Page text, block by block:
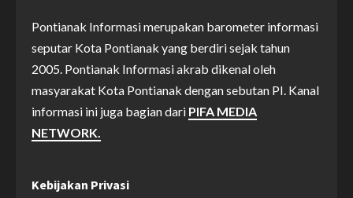
Pontianak Informasi merupakan barometer informasi
seputar Kota Pontianak yang berdiri sejak tahun
2005. Pontianak Informasi akrab dikenal oleh
masyarakat Kota Pontianak dengan sebutan PI. Kanal
informasi ini juga bagian dari PIFA MEDIA
NETWORK.
Kebijakan Privasi